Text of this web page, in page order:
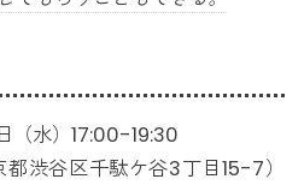
（水）17:00-19:30
渋谷区千駄ケ谷3丁目15-7）